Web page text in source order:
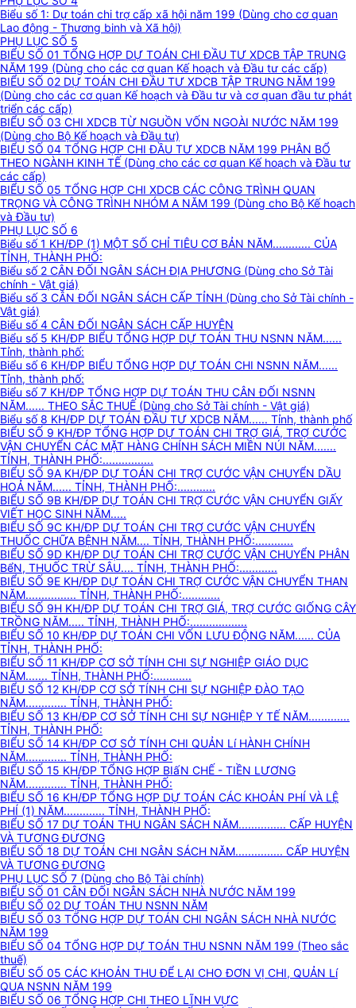
Biểu số 1: Dự toán chi trợ cấp xã hội năm 199 (Dùng cho cơ quan
Lao động - Thương binh và Xã hội)
PHỤ LỤC SỐ 5
BIỂU SỐ 01 TỔNG HỢP DỰ TOÁN CHI ĐẦU TƯ XDCB TẬP TRUNG
NĂM 199 (Dùng cho các cơ quan Kế hoạch và Đầu tư các cấp)
BIỂU SỐ 02 DỰ TOÁN CHI ĐẦU TƯ XDCB TẬP TRUNG NĂM 199
(Dùng cho các cơ quan Kế hoạch và Đầu tư và cơ quan đầu tư phát
triển các cấp)
BIỂU SỐ 03 CHI XDCB TỪ NGUỒN VỐN NGOÀI NƯỚC NĂM 199
(Dùng cho Bộ Kế hoạch và Đầu tư)
BIỂU SỐ 04 TỔNG HỢP CHI ĐẦU TƯ XDCB NĂM 199 PHÂN BỔ
THEO NGÀNH KINH TẾ (Dùng cho các cơ quan Kế hoạch và Đầu tư
các cấp)
BIỂU SỐ 05 TỔNG HỢP CHI XDCB CÁC CÔNG TRÌNH QUAN
TRỌNG VÀ CÔNG TRÌNH NHÓM A NĂM 199 (Dùng cho Bộ Kế hoạch
và Đầu tư)
PHỤ LỤC SỐ 6
Biểu số 1 KH/ĐP (1) MỘT SỐ CHỈ TIÊU CƠ BẢN NĂM............ CỦA
TỈNH, THÀNH PHỐ:
Biểu số 2 CÂN ĐỐI NGÂN SÁCH ĐỊA PHƯƠNG (Dùng cho Sở Tài
chính - Vật giá)
Biểu số 3 CÂN ĐỐI NGÂN SÁCH CẤP TỈNH (Dùng cho Sở Tài chính -
Vật giá)
Biểu số 4 CÂN ĐỐI NGÂN SÁCH CẤP HUYỆN
Biểu số 5 KH/ĐP BIỂU TỔNG HỢP DỰ TOÁN THU NSNN NĂM......
Tỉnh, thành phố:
Biểu số 6 KH/ĐP BIỂU TỔNG HỢP DỰ TOÁN CHI NSNN NĂM......
Tỉnh, thành phố:
Biểu số 7 KH/ĐP TỔNG HỢP DỰ TOÁN THU CÂN ĐỐI NSNN
NĂM...... THEO SẮC THUẾ (Dùng cho Sở Tài chính - Vật giá)
Biểu số 8 KH/ĐP DỰ TOÁN ĐẦU TƯ XDCB NĂM...... Tỉnh, thành phố
BIỂU SỐ 9 KH/ĐP TỔNG HỢP DỰ TOÁN CHI TRỢ GIÁ, TRỢ CƯỚC
VẬN CHUYỂN CÁC MẶT HÀNG CHÍNH SÁCH MIỀN NÚI NĂM.......
TỈNH, THÀNH PHỐ:................
BIỂU SỐ 9A KH/ĐP DỰ TOÁN CHI TRỢ CƯỚC VẬN CHUYỂN DẦU
HOẢ NĂM...... TỈNH, THÀNH PHỐ:............
BIỂU SỐ 9B KH/ĐP DỰ TOÁN CHI TRỢ CƯỚC VẬN CHUYỂN GIẤY
VIẾT HỌC SINH NĂM.....
BIỂU SỐ 9C KH/ĐP DỰ TOÁN CHI TRỢ CƯỚC VẬN CHUYỂN
THUỐC CHỮA BỆNH NĂM.... TỈNH, THÀNH PHỐ:............
BIỂU SỐ 9D KH/ĐP DỰ TOÁN CHI TRỢ CƯỚC VẬN CHUYỂN PHÂN
BểN, THUỐC TRỪ SÂU.... TỈNH, THÀNH PHỐ:............
BIỂU SỐ 9E KH/ĐP DỰ TOÁN CHI TRỢ CƯỚC VẬN CHUYỂN THAN
NĂM................ TỈNH, THÀNH PHỐ:............
BIỂU SỐ 9H KH/ĐP DỰ TOÁN CHI TRỢ GIÁ, TRỢ CƯỚC GIỐNG CÂY
TRỒNG NĂM..... TỈNH, THÀNH PHỐ:..................
BIỂU SỐ 10 KH/ĐP DỰ TOÁN CHI VỐN LƯU ĐỘNG NĂM...... CỦA
TỈNH, THÀNH PHỐ:
BIỂU SỐ 11 KH/ĐP CƠ SỞ TÍNH CHI SỰ NGHIỆP GIÁO DỤC
NĂM....... TỈNH, THÀNH PHỐ:............
BIỂU SỐ 12 KH/ĐP CƠ SỞ TÍNH CHI SỰ NGHIỆP ĐÀO TẠO
NĂM............. TỈNH, THÀNH PHỐ:
BIỂU SỐ 13 KH/ĐP CƠ SỞ TÍNH CHI SỰ NGHIỆP Y TẾ NĂM.............
TỈNH, THÀNH PHỐ:
BIỂU SỐ 14 KH/ĐP CƠ SỞ TÍNH CHI QUẢN Lí HÀNH CHÍNH
NĂM............. TỈNH, THÀNH PHỐ:
BIỂU SỐ 15 KH/ĐP TỔNG HỢP BIấN CHẾ - TIỀN LƯƠNG
NĂM............. TỈNH, THÀNH PHỐ:
BIỂU SỐ 16 KH/ĐP TỔNG HỢP DỰ TOÁN CÁC KHOẢN PHÍ VÀ LỆ
PHÍ (1) NĂM............. TỈNH, THÀNH PHỐ:
BIỂU SỐ 17 DỰ TOÁN THU NGÂN SÁCH NĂM............... CẤP HUYỆN
VÀ TƯƠNG ĐƯƠNG
BIỂU SỐ 18 DỰ TOÁN CHI NGÂN SÁCH NĂM............... CẤP HUYỆN
VÀ TƯƠNG ĐƯƠNG
PHỤ LỤC SỐ 7 (Dùng cho Bộ Tài chính)
BIỂU SỐ 01 CÂN ĐỐI NGÂN SÁCH NHÀ NƯỚC NĂM 199
BIỂU SỐ 02 DỰ TOÁN THU NSNN NĂM
BIỂU SỐ 03 TỔNG HỢP DỰ TOÁN CHI NGÂN SÁCH NHÀ NƯỚC
NĂM 199
BIỂU SỐ 04 TỔNG HỢP DỰ TOÁN THU NSNN NĂM 199 (Theo sắc
thuế)
BIỂU SỐ 05 CÁC KHOẢN THU ĐỂ LẠI CHO ĐƠN VỊ CHI, QUẢN Lí
QUA NSNN NĂM 199
BIỂU SỐ 06 TỔNG HỢP CHI THEO LĨNH VỰC